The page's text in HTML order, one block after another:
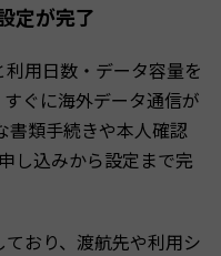
定が完了
用日数・データ容量を
ぐに海外データ通信が
書類手続きや本人確認
し込みから設定まで完
おり、渡航先や利用シ